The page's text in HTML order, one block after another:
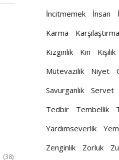
İncitmemek
İnsan
Karma
Karşılaştırma
Kızgınlık
Kin Kişilik
Mütevazilik
Niyet
Savurganlık
Servet
Tedbir
Tembellik
Yardımseverlik
Zenginlik
Zorluk
(38)